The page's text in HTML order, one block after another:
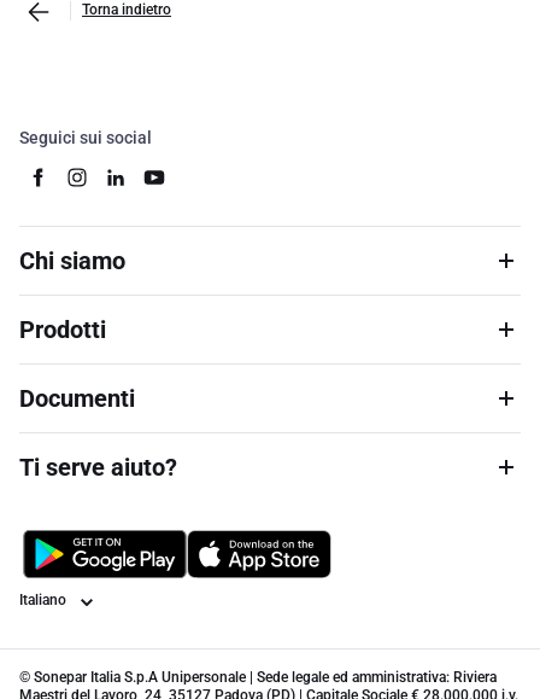
Torna indietro
Seguici sui social
Chi siamo
Prodotti
Documenti
Ti serve aiuto?
Lingua
© Sonepar Italia S.p.A Unipersonale | Sede legale ed amministrativa: Riviera
Maestri del Lavoro, 24, 35127 Padova (PD) | Capitale Sociale € 28.000.000 i.v.